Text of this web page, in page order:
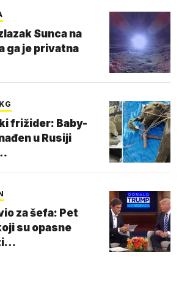
Sunca na
ga je privatna
frižider: Baby-
u Rusiji
za šefa: Pet
su opasne